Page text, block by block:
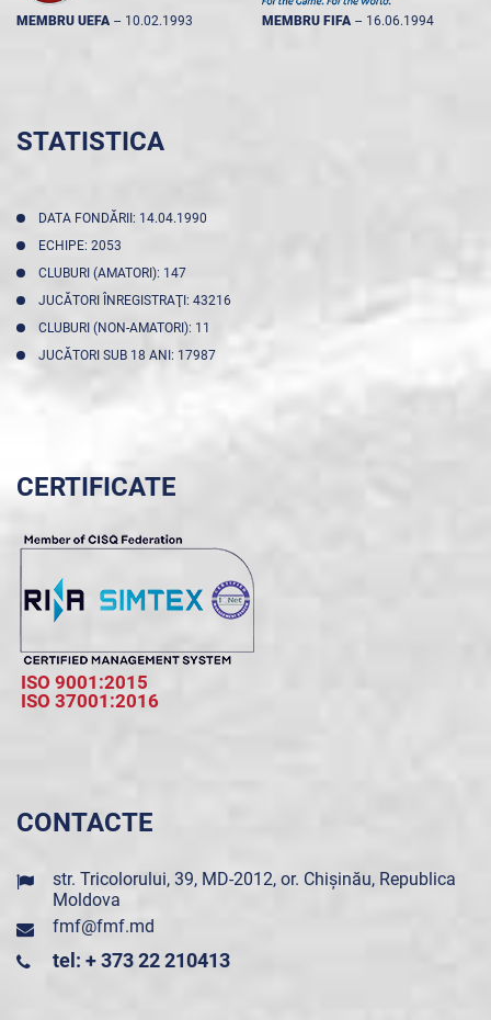
MEMBRU UEFA -- 10.02.1993 MEMBRU FIFA -- 16.06.1994
STATISTICA
DATA FONDĂRII: 14.04.1990
ECHIPE: 2053
CLUBURI (AMATORI): 147
JUCĂTORI ÎNREGISTRAŢI: 43216
CLUBURI (NON-AMATORI): 11
JUCĂTORI SUB 18 ANI: 17987
CERTIFICATE
ISO 9001:2015
ISO 37001:2016
CONTACTE
str. Tricolorului, 39, MD-2012, or. Chișinău, Republica
Moldova
fmf@fmf.md
tel: + 373 22 210413